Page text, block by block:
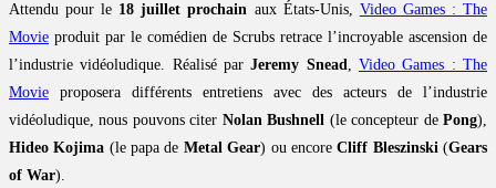
Attendu pour le 18 juillet prochain aux États-Unis, Video Games : The
Movie produit par le comédien de Scrubs retrace l’incroyable ascension de
l’industrie vidéoludique. Réalisé parJeremy Snead,Video Games : The
Movie proposera différents entretiens avec des acteurs de l’industrie
vidéoludique, nous pouvons citer Nolan Bushnell (le concepteur dePong),
Hideo Kojima (le papa de Metal Gear) ou encoreCliff Bleszinski(Gears
of War).